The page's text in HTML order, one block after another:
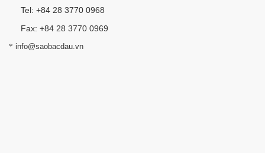
Tel: +84 28 3770 0968
Fax: +84 28 3770 0969
* info@saobacdau.vn